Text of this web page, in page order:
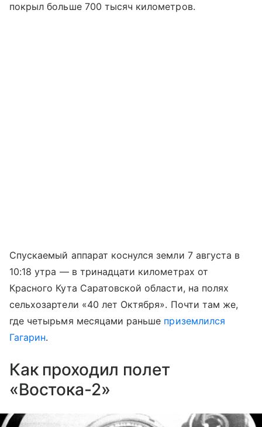
покрыл больше 700 тысяч километров.
Спускаемый аппарат коснулся земли 7 августа в
10:18 утра — в тринадцати километрах от
Красного Кута Саратовской области, на полях
сельхозартели «40 лет Октября». Почти там же,
где четырьмя месяцами раньше приземлился
Гагарин.
Как проходил полет
«Востока-2»